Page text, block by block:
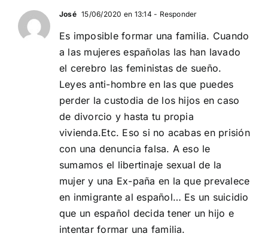
José 15/06/2020 en 13:14 - Responder
Es imposible formar una familia. Cuando
a las mujeres españolas las han lavado
el cerebro las feministas de sueño.
Leyes anti-hombre en las que puedes
perder la custodia de los hijos en caso
de divorcio y hasta tu propia
vivienda.Etc. Eso si no acabas en prisión
con una denuncia falsa. A eso le
sumamos el libertinaje sexual de la
mujer y una Ex-paña en la que prevalece
en inmigrante al español… Es un suicidio
que un español decida tener un hijo e
intentar formar una familia.